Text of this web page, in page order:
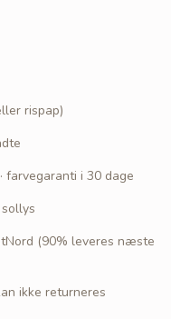
rispap)
farvegaranti i 30 dage
(90% leveres næste
ikke returneres